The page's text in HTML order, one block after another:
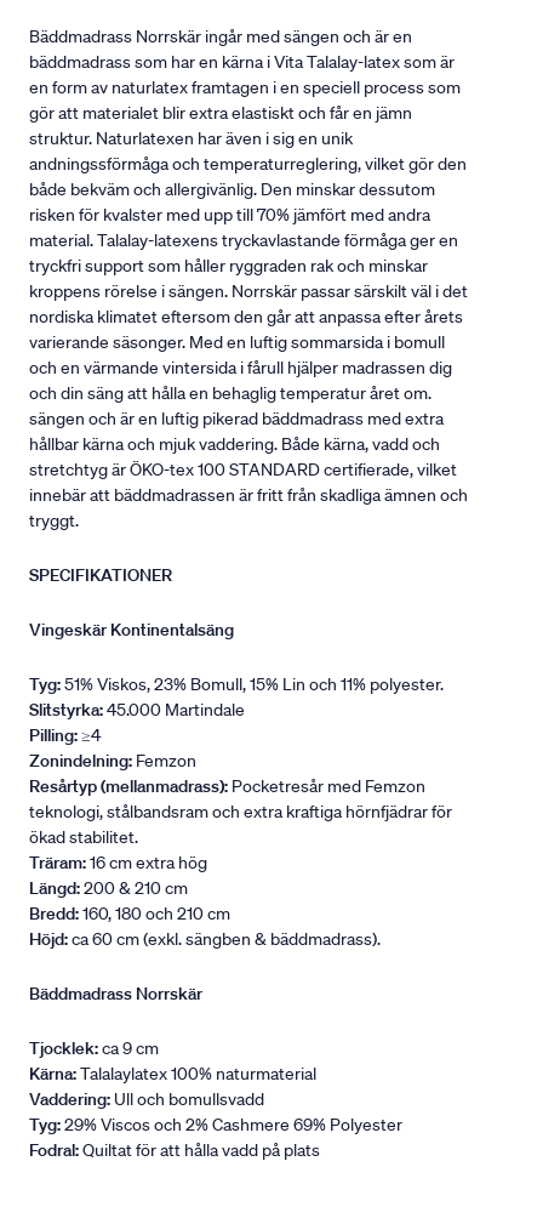
Bäddmadrass Norrskär ingår med sängen och är en
bäddmadrass som har en kärna i Vita Talalay-latex som är
en form av naturlatex framtagen i en speciell process som
gör att materialet blir extra elastiskt och får en jämn
struktur. Naturlatexen har även i sig en unik
andningssförmåga och temperaturreglering, vilket gör den
både bekväm och allergivänlig. Den minskar dessutom
risken för kvalster med upp till 70% jämfört med andra
material. Talalay-latexens tryckavlastande förmåga ger en
tryckfri support som håller ryggraden rak och minskar
kroppens rörelse i sängen. Norrskär passar särskilt väl i det
nordiska klimatet eftersom den går att anpassa efter årets
varierande säsonger. Med en luftig sommarsida i bomull
och en värmande vintersida i fårull hjälper madrassen dig
och din säng att hålla en behaglig temperatur året om.
sängen och är en luftig pikerad bäddmadrass med extra
hållbar kärna och mjuk vaddering. Både kärna, vadd och
stretchtyg är ÖKO-tex 100 STANDARD certifierade, vilket
innebär att bäddmadrassen är fritt från skadliga ämnen och
tryggt.
SPECIFIKATIONER
Vingeskär Kontinentalsäng
Tyg:51% Viskos, 23% Bomull, 15% Lin och 11% polyester.
Slitstyrka:45.000 Martindale
Pilling:≥4
Zonindelning: Femzon
Resårtyp (mellanmadrass): Pocketresår med Femzon
teknologi, stålbandsram och extra kraftiga hörnfjädrar för
ökad stabilitet.
Träram:16 cm extra hög
Längd:200 & 210 cm
Bredd:160, 180 och 210 cm
Höjd:ca 60 cm (exkl. sängben & bäddmadrass).
Bäddmadrass Norrskär
Tjocklek:ca 9 cm
Kärna:Talalaylatex 100% naturmaterial
Vaddering: Ull och bomullsvadd
Tyg:29% Viscos och 2% Cashmere 69% Polyester
Fodral:Quiltat för att hålla vadd på plats